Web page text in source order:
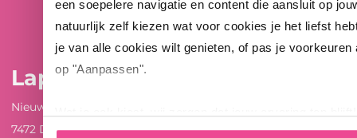
een soepelere navigatie en content die aansluit op
natuurlijk zelf kiezen wat voor cookies je het liefst
je van alle cookies wilt genieten, of pas je voorkeuren
op "Aanpassen".
Lappset Nederland
Nieuwenkampsmaten 12
7472 DE Goor